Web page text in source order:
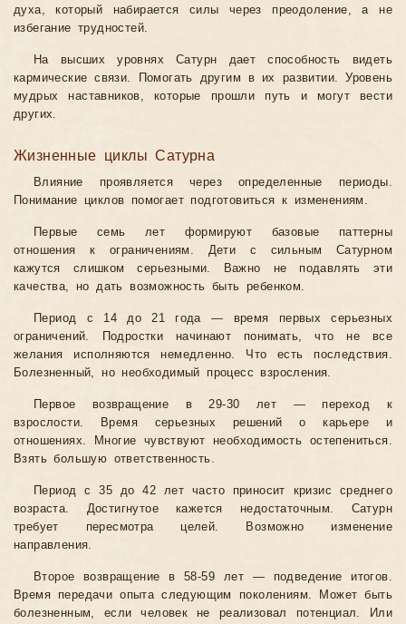
духа, который набирается силы через преодоление, а не
избегание трудностей.
На высших уровнях Сатурн дает способность видеть
кармические связи. Помогать другим в их развитии. Уровень
мудрых наставников, которые прошли путь и могут вести
других.
Жизненные циклы Сатурна
Влияние проявляется через определенные периоды.
Понимание циклов помогает подготовиться к изменениям.
Первые семь лет формируют базовые паттерны
отношения к ограничениям. Дети с сильным Сатурном
кажутся слишком серьезными. Важно не подавлять эти
качества, но дать возможность быть ребенком.
Период с 14 до 21 года — время первых серьезных
ограничений. Подростки начинают понимать, что не все
желания исполняются немедленно. Что есть последствия.
Болезненный, но необходимый процесс взросления.
Первое возвращение в 29-30 лет — переход к
взрослости. Время серьезных решений о карьере и
отношениях. Многие чувствуют необходимость остепениться.
Взять большую ответственность.
Период с 35 до 42 лет часто приносит кризис среднего
возраста. Достигнутое кажется недостаточным. Сатурн
требует пересмотра целей. Возможно изменение
направления.
Второе возвращение в 58-59 лет — подведение итогов.
Время передачи опыта следующим поколениям. Может быть
болезненным, если человек не реализовал потенциал. Или